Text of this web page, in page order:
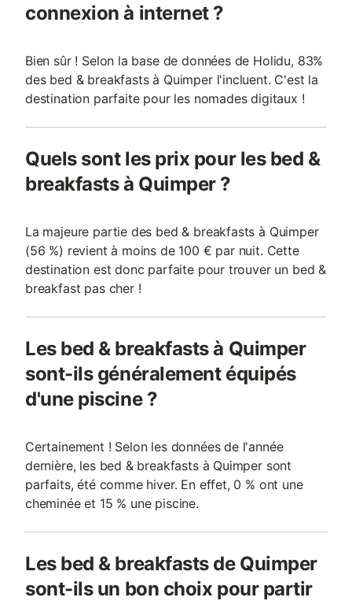
connexion à internet ?
Bien sûr ! Selon la base de données de Holidu, 83%
des bed & breakfasts à Quimper l'incluent. C'est la
destination parfaite pour les nomades digitaux !
Quels sont les prix pour les bed &
breakfasts à Quimper ?
La majeure partie des bed & breakfasts à Quimper
(56 %) revient à moins de 100 € par nuit. Cette
destination est donc parfaite pour trouver un bed &
breakfast pas cher !
Les bed & breakfasts à Quimper
sont-ils généralement équipés
d'une piscine ?
Certainement ! Selon les données de l'année
dernière, les bed & breakfasts à Quimper sont
parfaits, été comme hiver. En effet, 0 % ont une
cheminée et 15 % une piscine.
Les bed & breakfasts de Quimper
sont-ils un bon choix pour partir